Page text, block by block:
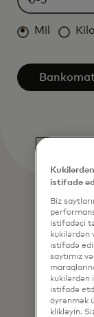
Mil
istifadə
Biz
istifadəçi
kukilərdən
istifadə
saytımız
kukilərdən
istifadə
öyrənmək
klikləyin.